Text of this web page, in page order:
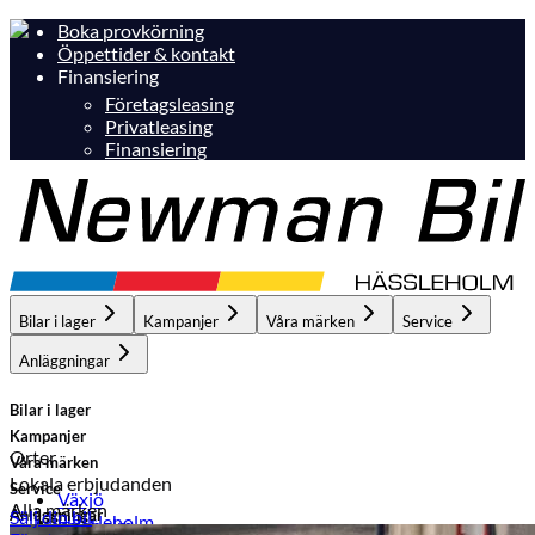
Boka provkörning
Öppettider & kontakt
Finansiering
Företagsleasing
Privatleasing
Finansiering
Bilar i lager Kampanjer Våra märken Service
Anläggningar
Bilar i lager
Orter
Växjö
Hässleholm
Kampanjer
Lokala erbjudanden
Hässleholm
Våra märken
Alla märken
Service
Anläggningar
Sälj din bil